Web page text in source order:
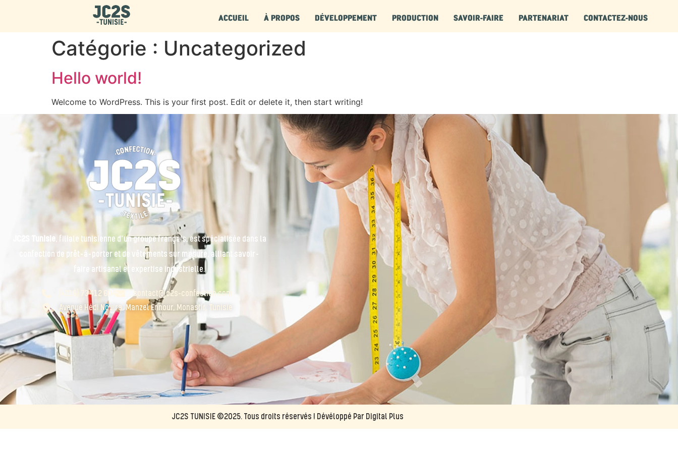
ACCUEIL À PROPOS DÉVELOPPEMENT PRODUCTION SAVOIR-FAIRE PARTENARIAT CONTACTEZ-NOUS
Catégorie : Uncategorized
Hello world!
Welcome to WordPress. This is your first post. Edit or delete it, then start writing!
JC2S Tunisie, filiale tunisienne d’un groupe français, est spécialisée dans la
confection de prêt-à-porter et de vêtements sur mesure, alliant savoir-
faire artisanal et expertise industrielle.
(+216) 73 412 604
contact@jc2s-confection.com
Avenue Hédi Nouira, Manzel Ennour, Monastir, Tunisie
JC2S TUNISIE ©2025. Tous droits réservés ! Dévéloppé Par Digital Plus